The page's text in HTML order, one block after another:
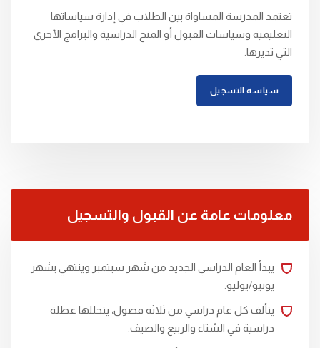
تعتمد المدرسة المساواة بين الطلاب في إدارة سياساتها
التعليمية وسياسات القبول أو المنح الدراسية والبرامج الأخرى
التي تديرها.
سياسة التسجيل
معلومات عامة عن القبول والتسجيل
يبدأ العام الدراسي الجديد من شهر سبتمبر وينتهي بشهر
يونيو/يوليو.
يتألف كل عام دراسي من ثلاثة فصول، يتخللها عطلة
دراسية في الشتاء والربيع والصيف.